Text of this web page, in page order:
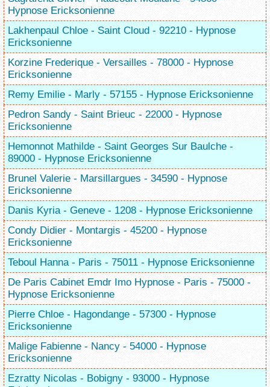
Hypnose Ericksonienne
Lakhenpaul Chloe - Saint Cloud - 92210 - Hypnose
Ericksonienne
Korzine Frederique - Versailles - 78000 - Hypnose
Ericksonienne
Remy Emilie - Marly - 57155 - Hypnose Ericksonienne
Pedron Sandy - Saint Brieuc - 22000 - Hypnose
Ericksonienne
Hemonnot Mathilde - Saint Georges Sur Baulche -
89000 - Hypnose Ericksonienne
Brunel Valerie - Marsillargues - 34590 - Hypnose
Ericksonienne
Danis Kyria - Geneve - 1208 - Hypnose Ericksonienne
Condy Didier - Montargis - 45200 - Hypnose
Ericksonienne
Teboul Hanna - Paris - 75011 - Hypnose Ericksonienne
De Paris Cabinet Emdr Imo Hypnose - Paris - 75000 -
Hypnose Ericksonienne
Pierre Chloe - Hagondange - 57300 - Hypnose
Ericksonienne
Malige Fabienne - Nancy - 54000 - Hypnose
Ericksonienne
Ezratty Nicolas - Bobigny - 93000 - Hypnose